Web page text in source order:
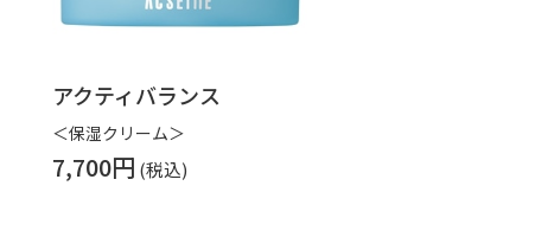
アクティバランス
＜保湿クリーム＞
7,700円